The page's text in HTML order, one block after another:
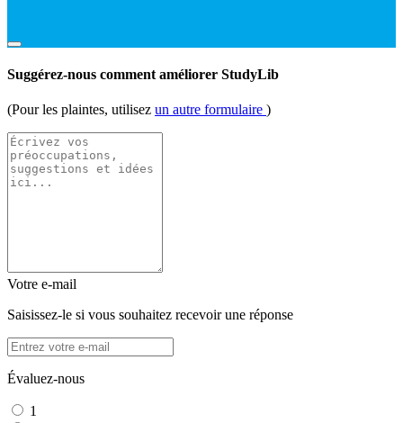
Suggérez-nous comment améliorer StudyLib
(Pour les plaintes, utilisez un autre formulaire )
Votre e-mail
Saisissez-le si vous souhaitez recevoir une réponse
Évaluez-nous
1